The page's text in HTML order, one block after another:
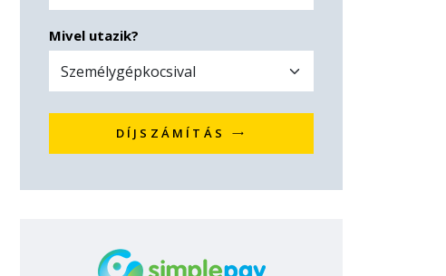
Mivel utazik?
DÍJSZÁMÍTÁS